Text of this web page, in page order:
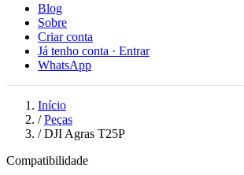
Blog
Sobre
Criar conta
Já tenho conta · Entrar
WhatsApp
Início
/ Peças
/ DJI Agras T25P
Compatibilidade